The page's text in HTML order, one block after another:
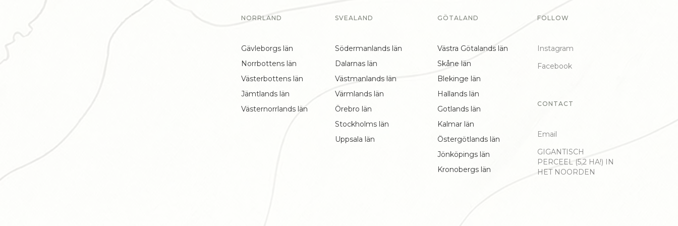
NORRLAND
Gävleborgs län
Norrbottens län
Västerbottens län
Jämtlands län
Västernorrlands län
SVEALAND
Södermanlands län
Dalarnas län
Västmanlands län
Värmlands län
Örebro län
Stockholms län
Uppsala län
GÖTALAND
Västra Götalands län
Skåne län
Blekinge län
Hallands län
Gotlands län
Kalmar län
Östergötlands län
Jönköpings län
Kronobergs län
FOLLOW
Instagram
Facebook
CONTACT
Email
GIGANTISCH
PERCEEL (5,2 HA!) IN
HET NOORDEN